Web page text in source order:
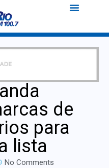
de
para
lista
No Comments